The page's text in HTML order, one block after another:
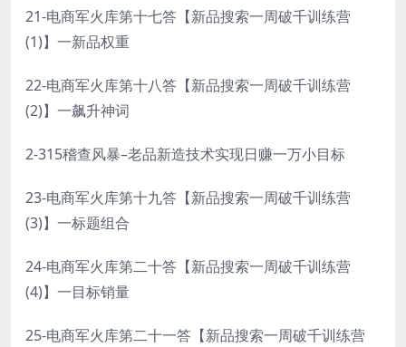
21-电商军火库第十七答【新品搜索一周破千训练营
(1)】一新品权重
22-电商军火库第十八答【新品搜索一周破千训练营
(2)】一飙升神词
2-315稽查风暴–老品新造技术实现日赚一万小目标
23-电商军火库第十九答【新品搜索一周破千训练营
(3)】一标题组合
24-电商军火库第二十答【新品搜索一周破千训练营
(4)】一目标销量
25-电商军火库第二十一答【新品搜索一周破千训练营